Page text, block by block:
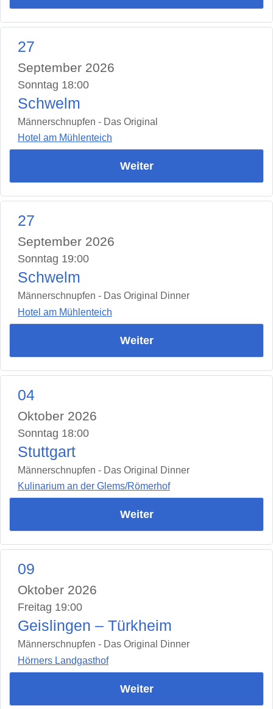
27
September 2026
Sonntag 18:00
Schwelm
Männerschnupfen - Das Original
Hotel am Mühlenteich
Weiter
27
September 2026
Sonntag 19:00
Schwelm
Männerschnupfen - Das Original Dinner
Hotel am Mühlenteich
Weiter
04
Oktober 2026
Sonntag 18:00
Stuttgart
Männerschnupfen - Das Original Dinner
Kulinarium an der Glems/Römerhof
Weiter
09
Oktober 2026
Freitag 19:00
Geislingen – Türkheim
Männerschnupfen - Das Original Dinner
Hörners Landgasthof
Weiter